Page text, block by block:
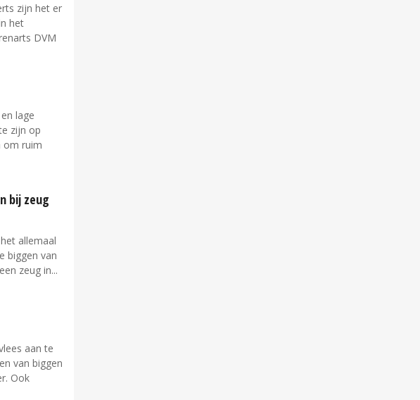
zijn het er
het
DVM
lage
zijn op
om ruim
bij zeug
allemaal
biggen van
zeug in...
aan te
van biggen
Ook